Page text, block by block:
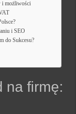
i możliwości
i SEO
do Sukcesu?
na firmę: